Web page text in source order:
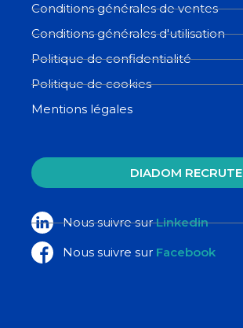
Conditions générales de ventes
Conditions générales d'utilisation
Politique de confidentialité
Politique de cookies
Mentions légales
DIADOM RECRUTE
Nous suivre surLinkedin
Nous suivre sur Facebook